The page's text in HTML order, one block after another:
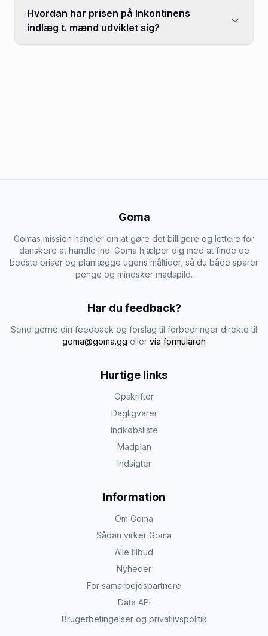
Hvordan har prisen på Inkontinens
indlæg t. mænd udviklet sig?
Goma
Gomas mission handler om at gøre det billigere og lettere for
danskere at handle ind. Goma hjælper dig med at finde de
bedste priser og planlægge ugens måltider, så du både sparer
penge og mindsker madspild.
Har du feedback?
Send gerne din feedback og forslag til forbedringer direkte til
goma@goma.gg eller via formularen
Hurtige links
Opskrifter
Dagligvarer
Indkøbsliste
Madplan
Indsigter
Information
Om Goma
Sådan virker Goma
Alle tilbud
Nyheder
For samarbejdspartnere
Data API
Brugerbetingelser og privatlivspolitik